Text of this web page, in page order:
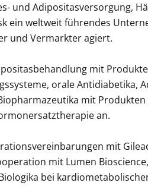
und Adipositasversorgung,
ein weltweit führendes
und Vermarkter agiert.
mit
orale Antidiabetika,
mit
an.
mit
mit Lumen
bei